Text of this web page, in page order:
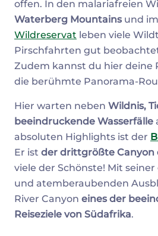
offen. In den malariafreien
Waterberg Mountainsund im
Wildreservat leben viele
Pirschfahrten gut
Zudem kannst du hier deine
die berühmte Panorama-
Hier warten neben Wildnis,
beeindruckende Wasserfälle
absoluten Highlights ist der
Er ist der drittgrößte Canyon
viele der Schönste! Mit
und atemberaubenden
River Canyon eines der
Reiseziele von Südafrika.